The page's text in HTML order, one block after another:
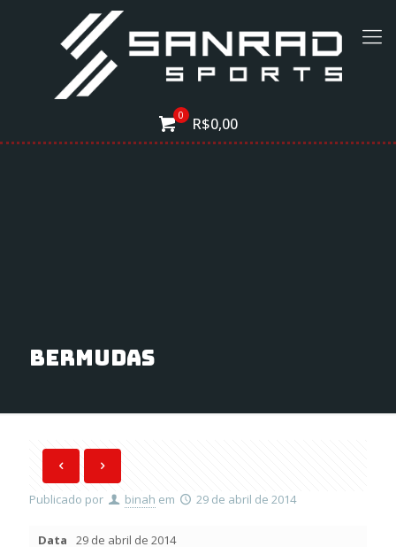
0 R$0,00
Bermudas
Publicado por binah em 29 de abril de 2014
Data
29 de abril de 2014